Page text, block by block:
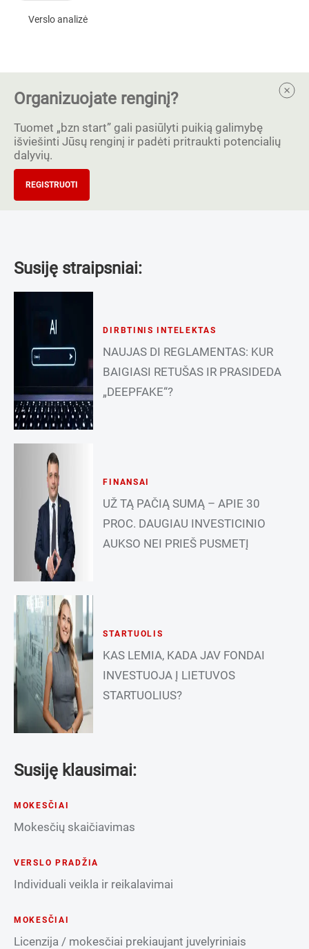
Verslo analizė
Organizuojate renginį?
Tuomet „bzn start” gali pasiūlyti puikią galimybę
išviešinti Jūsų renginį ir padėti pritraukti potencialių
dalyvių.
REGISTRUOTI
Susiję straipsniai:
DIRBTINIS INTELEKTAS
NAUJAS DI REGLAMENTAS: KUR
BAIGIASI RETUŠAS IR PRASIDEDA
„DEEPFAKE“?
FINANSAI
UŽ TĄ PAČIĄ SUMĄ – APIE 30
PROC. DAUGIAU INVESTICINIO
AUKSO NEI PRIEŠ PUSMETĮ
STARTUOLIS
KAS LEMIA, KADA JAV FONDAI
INVESTUOJA Į LIETUVOS
STARTUOLIUS?
Susiję klausimai:
MOKESČIAI
Mokesčių skaičiavimas
VERSLO PRADŽIA
Individuali veikla ir reikalavimai
MOKESČIAI
Licenzija / mokesčiai prekiaujant juvelyriniais